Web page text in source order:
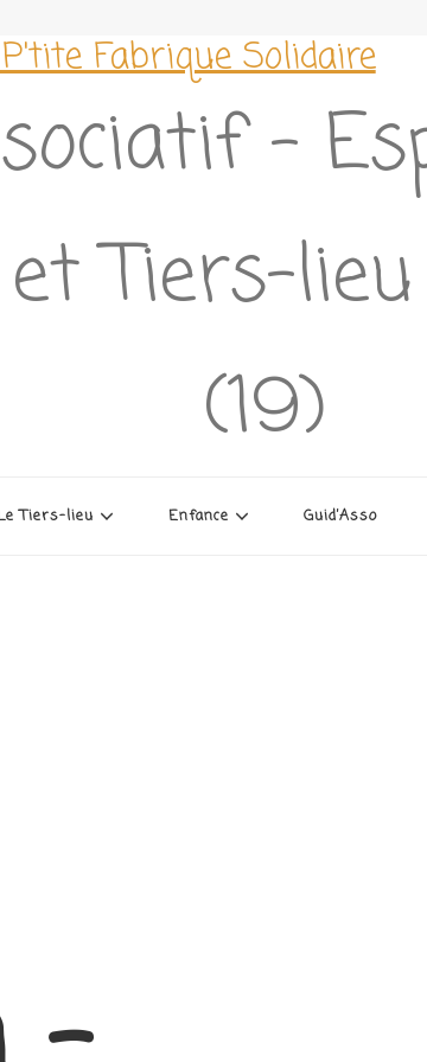
Fabrique Solidaire
–
Tiers-
(19)
Tiers-lieu Enfance Guid’Asso